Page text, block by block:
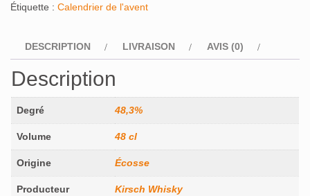
Étiquette : Calendrier de l'avent
DESCRIPTION LIVRAISON AVIS (0)
Description
Degré 48,3%
Volume 48 cl
Origine Écosse
Producteur Kirsch Whisky